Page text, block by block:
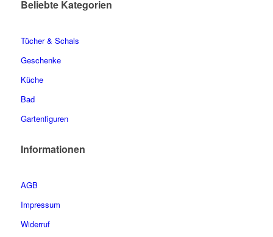
Beliebte Kategorien
Tücher & Schals
Geschenke
Küche
Bad
Gartenfiguren
Informationen
AGB
Impressum
Widerruf